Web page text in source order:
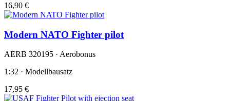
16,90 €
Modern NATO Fighter pilot
AERB 320195 · Aerobonus
1:32 · Modellbausatz
17,95 €